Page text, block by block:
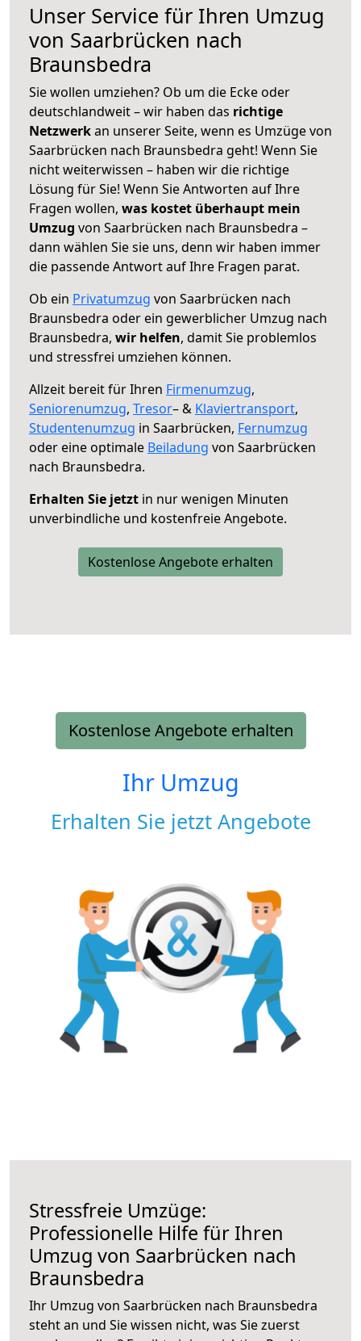
Unser Service für Ihren Umzug
von Saarbrücken nach
Braunsbedra
Sie wollen umziehen? Ob um die Ecke oder
deutschlandweit – wir haben das richtige
Netzwerkan unserer Seite, wenn es Umzüge von
Saarbrücken nach Braunsbedra geht! Wenn Sie
nicht weiterwissen – haben wir die richtige
Lösung für Sie! Wenn Sie Antworten auf Ihre
Fragen wollen, was kostet überhaupt mein
Umzug von Saarbrücken nach Braunsbedra –
dann wählen Sie sie uns, denn wir haben immer
die passende Antwort auf Ihre Fragen parat.
Ob ein Privatumzug von Saarbrücken nach
Braunsbedra oder ein gewerblicher Umzug nach
Braunsbedra, wir helfen, damit Sie problemlos
und stressfrei umziehen können.
Allzeit bereit für Ihren Firmenumzug,
Seniorenumzug, Tresor– & Klaviertransport,
Studentenumzug in Saarbrücken, Fernumzug
oder eine optimale Beiladung von Saarbrücken
nach Braunsbedra.
Erhalten Sie jetzt in nur wenigen Minuten
unverbindliche und kostenfreie Angebote.
Kostenlose Angebote erhalten
Kostenlose Angebote erhalten
Ihr Umzug
Erhalten Sie jetzt Angebote
Stressfreie Umzüge:
Professionelle Hilfe für Ihren
Umzug von Saarbrücken nach
Braunsbedra
Ihr Umzug von Saarbrücken nach Braunsbedra
steht an und Sie wissen nicht, was Sie zuerst